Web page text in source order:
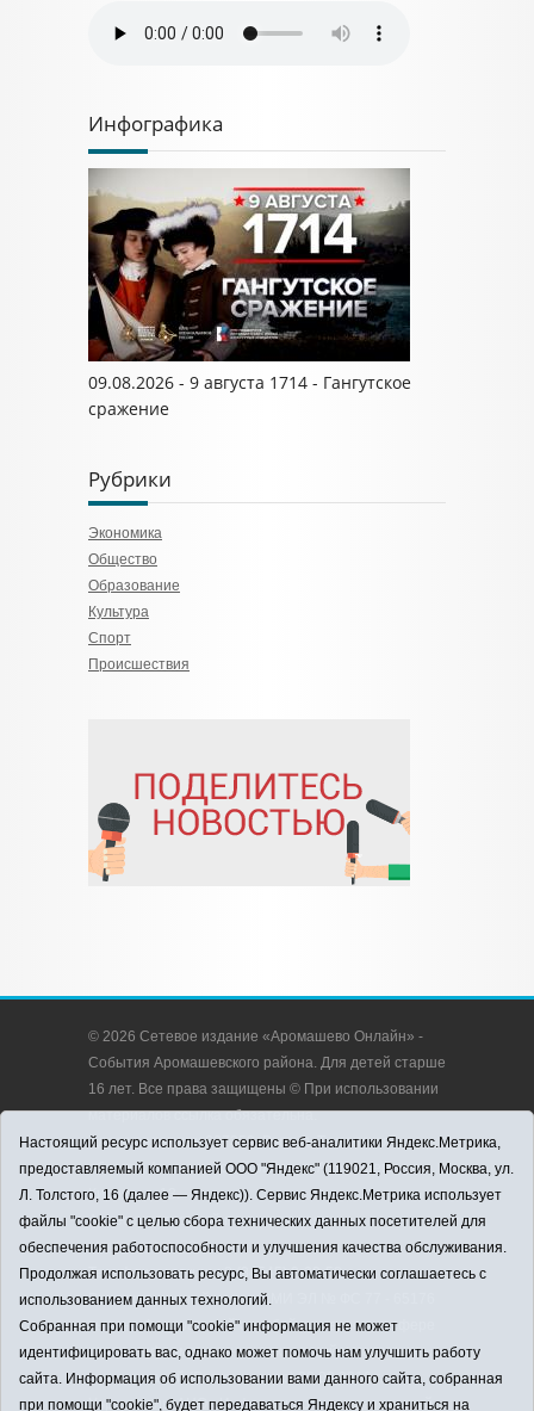
Инфографика
09.08.2026 - 9 августа 1714 - Гангутское
сражение
Рубрики
Экономика
Общество
Образование
Культура
Спорт
Происшествия
© 2026 Сетевое издание «Аромашево Онлайн» -
События Аромашевского района. Для детей старше
16 лет. Все права защищены © При использовании
материалов ссылка обязательна.
Адрес редакции: 627350, Россия, Тюменская
область, Аромашевский район, с. Аромашево, ул.
Кирова, д. 13.
Адрес электронной почты редакции:
strudu72@obl72.ru
Телефон редакции: 8 (34545) 2-30-58
Регистрационный номер СМИ ЭЛ № ФС 77 - 65176
выдано Федеральной службой по надзору в сфере
связи, информационных технологий и массовых
коммуникаций (Роскомнадзор) 28.03.2016 г.
Учредитель: АНО «Информационно-издательский
Настоящий ресурс использует сервис веб-аналитики Яндекс.Метрика,
предоставляемый компанией ООО "Яндекс" (119021, Россия, Москва, ул.
Л. Толстого, 16 (далее — Яндекс)). Сервис Яндекс.Метрика использует
файлы "cookie" с целью сбора технических данных посетителей для
обеспечения работоспособности и улучшения качества обслуживания.
Продолжая использовать ресурс, Вы автоматически соглашаетесь с
использованием данных технологий.
Собранная при помощи "cookie" информация не может
идентифицировать вас, однако может помочь нам улучшить работу
сайта. Информация об использовании вами данного сайта, собранная
при помощи "cookie", будет передаваться Яндексу и храниться на